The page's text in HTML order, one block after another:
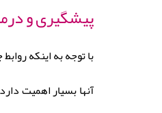
پیشگیری و
با توجه به اینکه
آنها بسیار اهمیت